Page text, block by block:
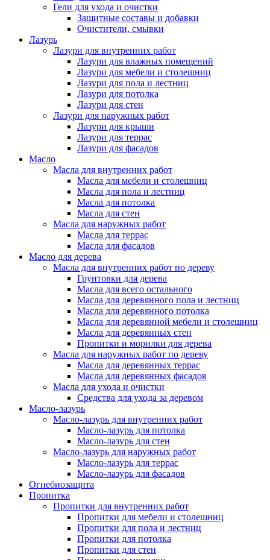
Гели для ухода и очистки
Защитные составы и добавки
Очистители, смывки
Лазурь
Лазури для внутренних работ
Лазури для влажных помещений
Лазури для мебели и столешниц
Лазури для пола и лестниц
Лазури для потолка
Лазури для стен
Лазури для наружных работ
Лазури для крыши
Лазури для террас
Лазури для фасадов
Масло
Масла для внутренних работ
Масла для мебели и столешниц
Масла для пола и лестниц
Масла для потолка
Масла для стен
Масла для наружных работ
Масла для террас
Масла для фасадов
Масло для дерева
Масла для внутренних работ по дереву
Грунтовки для дерева
Масла для всего остального
Масла для деревянного пола и лестниц
Масла для деревянного потолка
Масла для деревянной мебели и столешниц
Масла для деревянных стен
Пропитки и морилки для дерева
Масла для наружных работ по дереву
Масла для деревянных террас
Масла для деревянных фасадов
Масла для ухода и очистки
Средства для ухода за деревом
Масло-лазурь
Масло-лазурь для внутренних работ
Масло-лазурь для потолка
Масло-лазурь для стен
Масло-лазурь для наружных работ
Масло-лазурь для террас
Масло-лазурь для фасадов
Огнебиозащита
Пропитка
Пропитки для внутренних работ
Пропитки для мебели и столешниц
Пропитки для пола и лестниц
Пропитки для потолка
Пропитки для стен